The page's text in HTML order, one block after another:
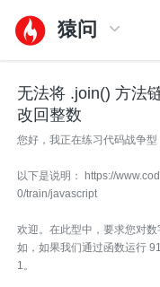
猿问
无法将 .join() 方法
改回整数
您好，我正在练习代码战争
以下是说明： https://
0/train/javascript
欢迎。在此型中，要求您对
如，如果我们通过函数运行
1。